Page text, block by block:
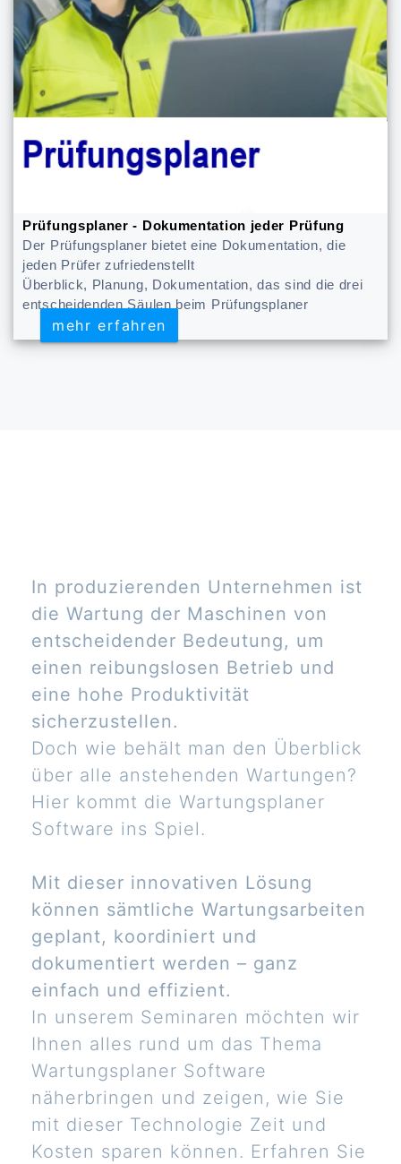
Prüfungsplaner - Dokumentation jeder Prüfung
Der Prüfungsplaner bietet eine Dokumentation, die
jeden Prüfer zufriedenstellt
Überblick, Planung, Dokumentation, das sind die drei
entscheidenden Säulen beim Prüfungsplaner
mehr erfahren
mehr erfahren
In produzierenden Unternehmen ist
die Wartung der Maschinen von
entscheidender Bedeutung, um
einen reibungslosen Betrieb und
eine hohe Produktivität
sicherzustellen.
Doch wie behält man den Überblick
über alle anstehenden Wartungen?
Hier kommt die Wartungsplaner
Software ins Spiel.
Mit dieser innovativen Lösung
können sämtliche Wartungsarbeiten
geplant, koordiniert und
dokumentiert werden – ganz
einfach und effizient.
In unserem Seminaren möchten wir
Ihnen alles rund um das Thema
Wartungsplaner Software
näherbringen und zeigen, wie Sie
mit dieser Technologie Zeit und
Kosten sparen können. Erfahren Sie